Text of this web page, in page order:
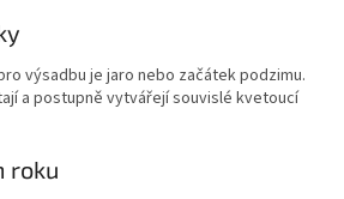
výsadbu je jaro nebo začátek podzimu.
a postupně vytvářejí souvislé kvetoucí
roku